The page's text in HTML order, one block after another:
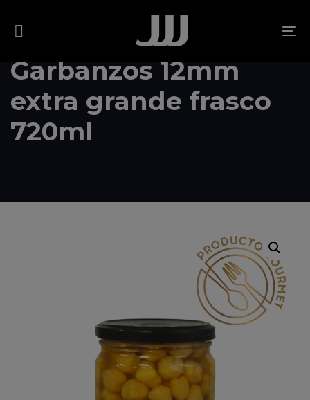
links
Garbanzos 12mm
extra grande frasco
720ml